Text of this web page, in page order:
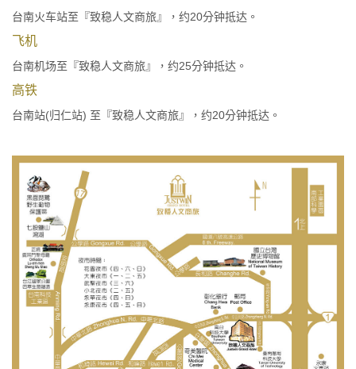
台南火车站至『致稳人文商旅』，约20分钟抵达。
飞机
台南机场至『致稳人文商旅』，约25分钟抵达。
高铁
台南站(归仁站) 至『致稳人文商旅』，约20分钟抵达。